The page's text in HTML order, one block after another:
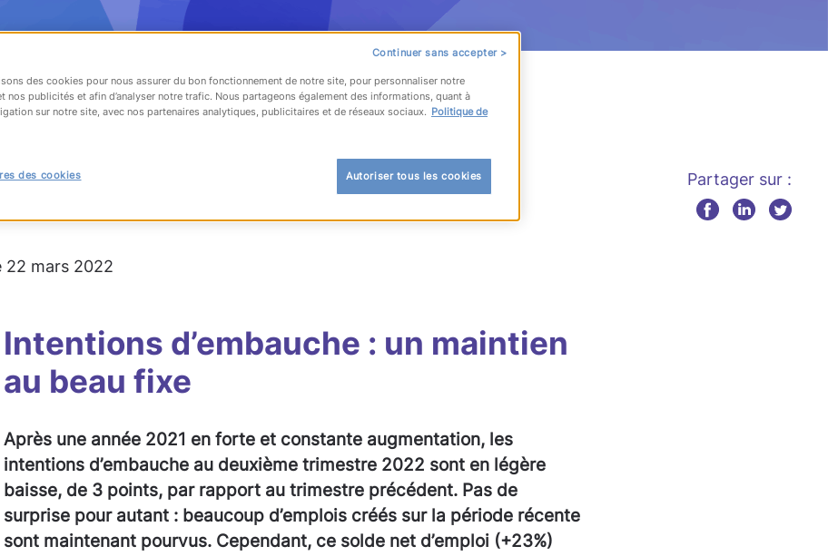
À LA LISTE
Partager sur :
22 mars 2022
Intentions d’embauche : un maintien
au beau fixe
Après une année 2021 en forte et constante augmentation, les
intentions d’embauche au deuxième trimestre 2022 sont en légère
baisse, de 3 points, par rapport au trimestre précédent. Pas de
surprise pour autant : beaucoup d’emplois créés sur la période récente
sont maintenant pourvus. Cependant, ce solde net d’emploi (+23%)
Continuer sans accepter >
des cookies pour nous assurer du bon fonctionnement de notre site, pour personnaliser notre
nos publicités et afin d’analyser notre trafic. Nous partageons également des informations, quant à
sur notre site, avec nos partenaires analytiques, publicitaires et de réseaux sociaux. Politique de
Autoriser tous les cookies
des cookies